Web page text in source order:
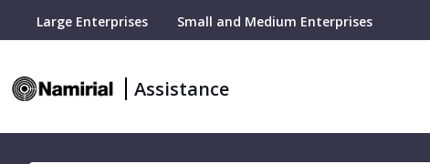
Large Enterprises Small and Medium Enterprises
Assistance